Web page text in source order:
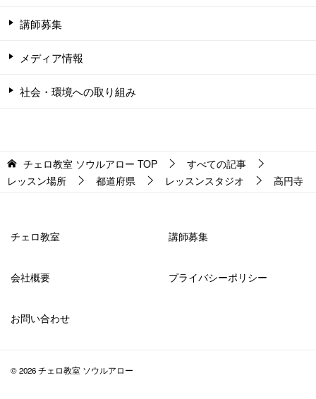
講師募集
メディア情報
社会・環境への取り組み
チェロ教室 ソウルアロー TOP
すべての記事
レッスン場所
都道府県 レッスンスタジオ 高円寺
チェロ教室 講師募集
会社概要 プライバシーポリシー
お問い合わせ
© 2026 チェロ教室 ソウルアロー